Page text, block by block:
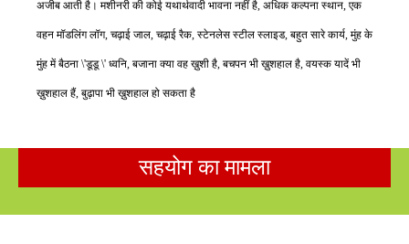
अजीब आती है। मशीनरी की कोई यथार्थवादी भावना नहीं है, अधिक कल्पना स्थान, एक
वहन मॉडलिंग लॉग, चढ़ाई जाल, चढ़ाई रैक, स्टेनलेस स्टील स्लाइड, बहुत सारे कार्य, मुंह के
मुंह में बैठना \'डूडू \' ध्वनि, बजाना क्या वह ख़ुशी है, बचपन भी ख़ुशहाल है, वयस्क यादें भी
ख़ुशहाल हैं, बुढ़ापा भी ख़ुशहाल हो सकता है
सहयोग का मामला